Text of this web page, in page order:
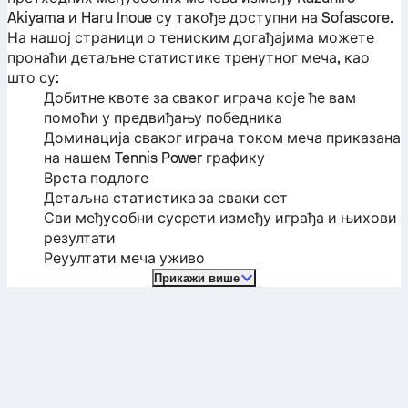
Akiyama и Haru Inoue су такође доступни на Sofascore.
На нашој страници о тениским догађајима можете
пронаћи детаљне статистике тренутног меча, као
што су:
Добитне квоте за сваког играча које ће вам
помоћи у предвиђању победника
Доминација сваког играча током меча приказана
на нашем Tennis Power графику
Врста подлоге
Детаљна статистика за сваки сет
Сви међусобни сусрети између играђа и њихови
резултати
Реуултати меча уживо
Прикажи више